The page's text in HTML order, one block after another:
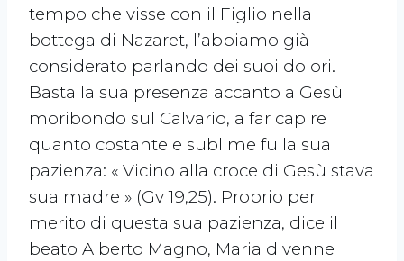
tempo che visse con il Figlio nella
bottega di Nazaret, l’abbiamo già
considerato parlando dei suoi dolori.
Basta la sua presenza accanto a Gesù
moribondo sul Calvario, a far capire
quanto costante e sublime fu la sua
pazienza: « Vicino alla croce di Gesù stava
sua madre » (Gv 19,25). Proprio per
merito di questa sua pazienza, dice il
beato Alberto Magno, Maria divenne